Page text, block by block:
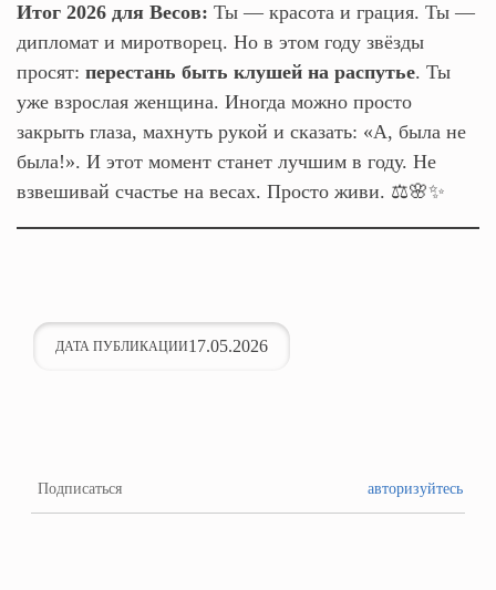
Итог 2026 для Весов: Ты — красота и грация. Ты —
дипломат и миротворец. Но в этом году звёзды
просят: перестань быть клушей на распутье. Ты
уже взрослая женщина. Иногда можно просто
закрыть глаза, махнуть рукой и сказать: «А, была не
была!». И этот момент станет лучшим в году. Не
взвешивай счастье на весах. Просто живи. ⚖️🌸✨
ДАТА ПУБЛИКАЦИИ17.05.2026
Подписаться авторизуйтесь